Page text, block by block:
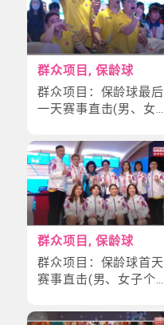
群众项目, 保龄球
群众项目：保龄球最后
一天赛事直击(男、女
群众项目, 保龄球
群众项目：保龄球首天
赛事直击(男、女子个